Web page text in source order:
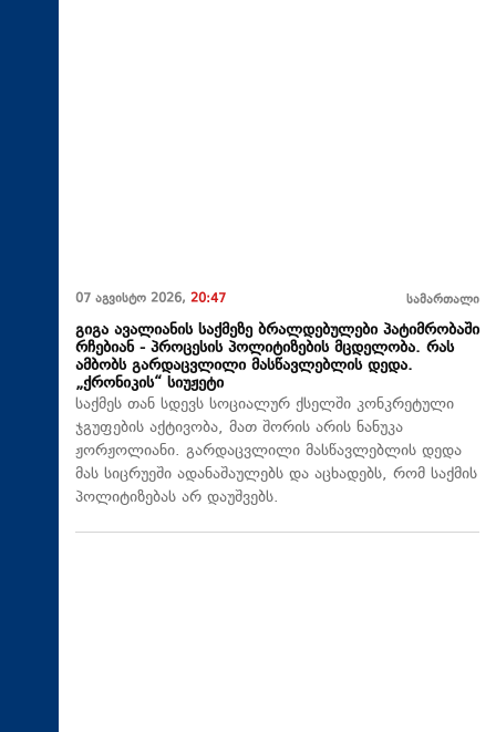
07 აგვისტო 2026, 20:47 სამართალი
გიგა ავალიანის საქმეზე ბრალდებულები პატიმრობაში
რჩებიან - პროცესის პოლიტიზების მცდელობა. რას
ამბობს გარდაცვლილი მასწავლებლის დედა.
„ქრონიკის“ სიუჟეტი
საქმეს თან სდევს სოციალურ ქსელში კონკრეტული
ჯგუფების აქტივობა, მათ შორის არის ნანუკა
ჟორჟოლიანი. გარდაცვლილი მასწავლებლის დედა
მას სიცრუეში ადანაშაულებს და აცხადებს, რომ საქმის
პოლიტიზებას არ დაუშვებს.